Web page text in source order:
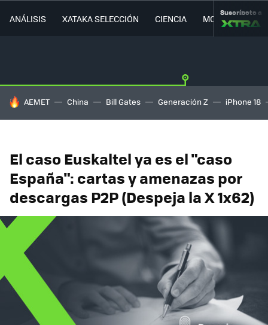
ANÁLISIS XATAKA SELECCIÓN CIENCIA MOVILIDAD
Suscríbete a
HOY SE HABLA DE
AEMET China Bill Gates Generación Z iPhone 18
El caso Euskaltel ya es el "caso
España": cartas y amenazas por
descargas P2P (Despeja la X 1x62)